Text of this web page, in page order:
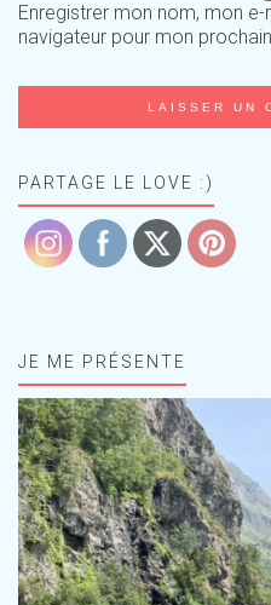
Enregistrer mon nom, mon
navigateur pour mon
PARTAGE LE LOVE :)
JE ME PRÉSENTE